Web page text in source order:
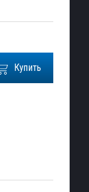
Купить